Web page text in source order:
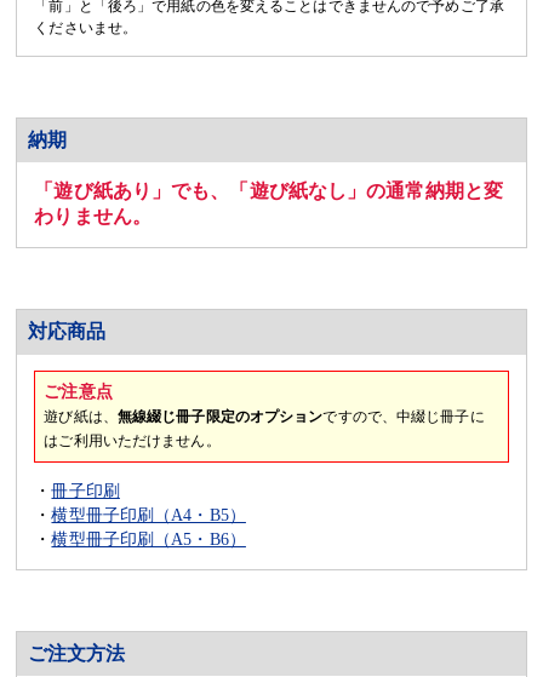
「前」と「後ろ」で用紙の色を変えることはできませんので予めご了承
くださいませ。
納期
「遊び紙あり」でも、「遊び紙なし」の通常納期と変
わりません。
対応商品
ご注意点
遊び紙は、 無線綴じ冊子限定のオプションですので、中綴じ冊子に
はご利用いただけません。
・冊子印刷
・横型冊子印刷（A4・B5）
・横型冊子印刷（A5・B6）
ご注文方法